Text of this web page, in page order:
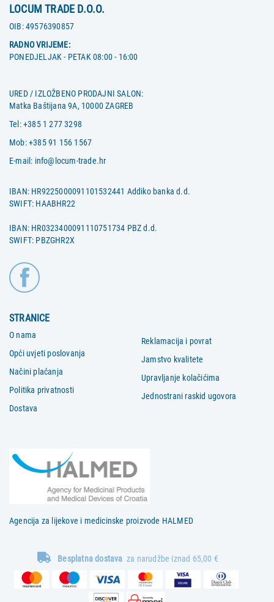
LOCUM TRADE D.O.O.
OIB:49576390857
RADNO VRIJEME:
PONEDJELJAK - PETAK 08:00 - 16:00
URED / IZLOŽBENO PRODAJNI SALON:
Matka Baštijana 9A, 10000 ZAGREB
Tel:+385 1 277 3298
Mob:+385 91 156 1567
E-mail: info@locum-trade.hr
IBAN: HR9225000091101532441 Addiko banka d.d.
SWIFT: HAABHR22
IBAN: HR0323400091110751734 PBZ d.d.
SWIFT: PBZGHR2X
STRANICE
O nama
Opći uvjeti poslovanja
Načini plaćanja
Politika privatnosti
Dostava
Reklamacija i povrat
Jamstvo kvalitete
Upravljanje kolačićima
Jednostrani raskid ugovora
Agencija za lijekove i medicinske proizvode HALMED
Besplatna dostava za narudžbe iznad 65,00 €